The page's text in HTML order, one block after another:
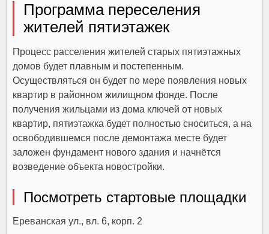
Программа переселения
жителей пятиэтажек
Процесс расселения жителей старых пятиэтажных
домов будет плавным и постепенным.
Осуществляться он будет по мере появления новых
квартир в районном жилищном фонде. После
получения жильцами из дома ключей от новых
квартир, пятиэтажка будет полностью сноситься, а на
освободившемся после демонтажа месте будет
заложен фундамент нового здания и начнётся
возведение объекта новостройки.
Посмотреть стартовые площадки
Ереванская ул., вл. 6, корп. 2